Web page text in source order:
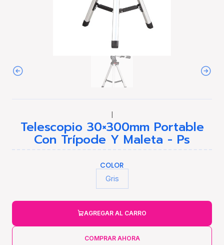
|
Telescopio 30×300mm Portable
Con Trípode Y Maleta - Ps
COLOR
Gris
AGREGAR AL CARRO
COMPRAR AHORA